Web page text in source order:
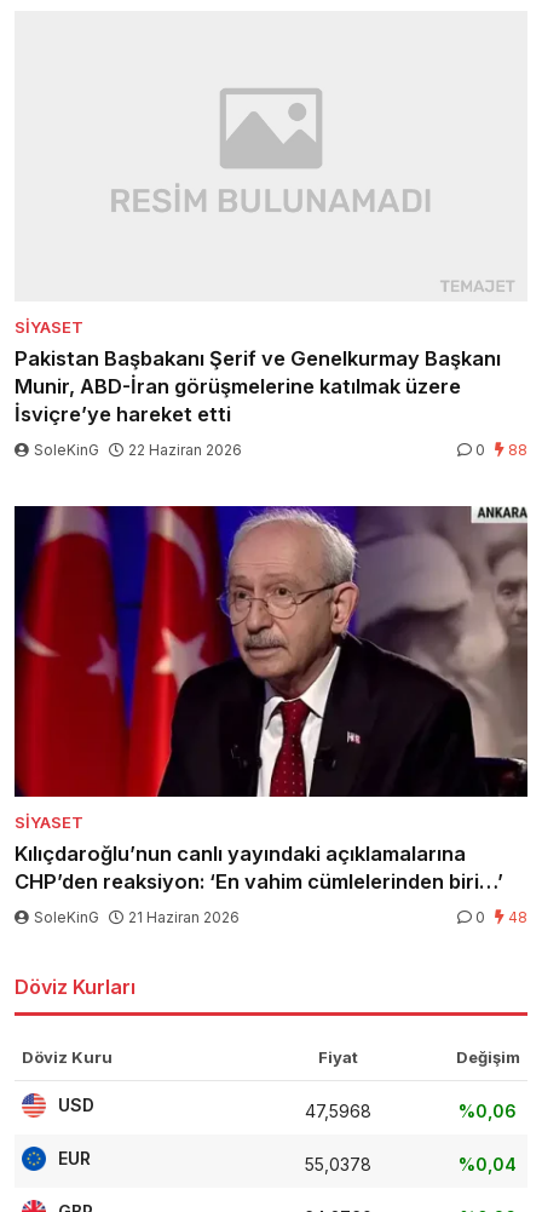
SIYASET
Pakistan Başbakanı Şerif ve Genelkurmay Başkanı
Munir, ABD-İran görüşmelerine katılmak üzere
İsviçre’ye hareket etti
SoleKinG 22 Haziran 2026 0 88
SIYASET
Kılıçdaroğlu’nun canlı yayındaki açıklamalarına
CHP’den reaksiyon: ‘En vahim cümlelerinden biri…’
SoleKinG 21 Haziran 2026 0 48
Döviz Kurları
Döviz Kuru Fiyat Değişim
USD 47,5968 %0,06
EUR 55,0378 %0,04